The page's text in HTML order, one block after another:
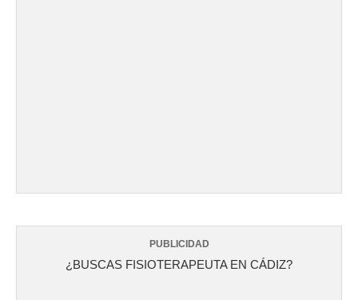
PUBLICIDAD
¿BUSCAS FISIOTERAPEUTA EN CÁDIZ?